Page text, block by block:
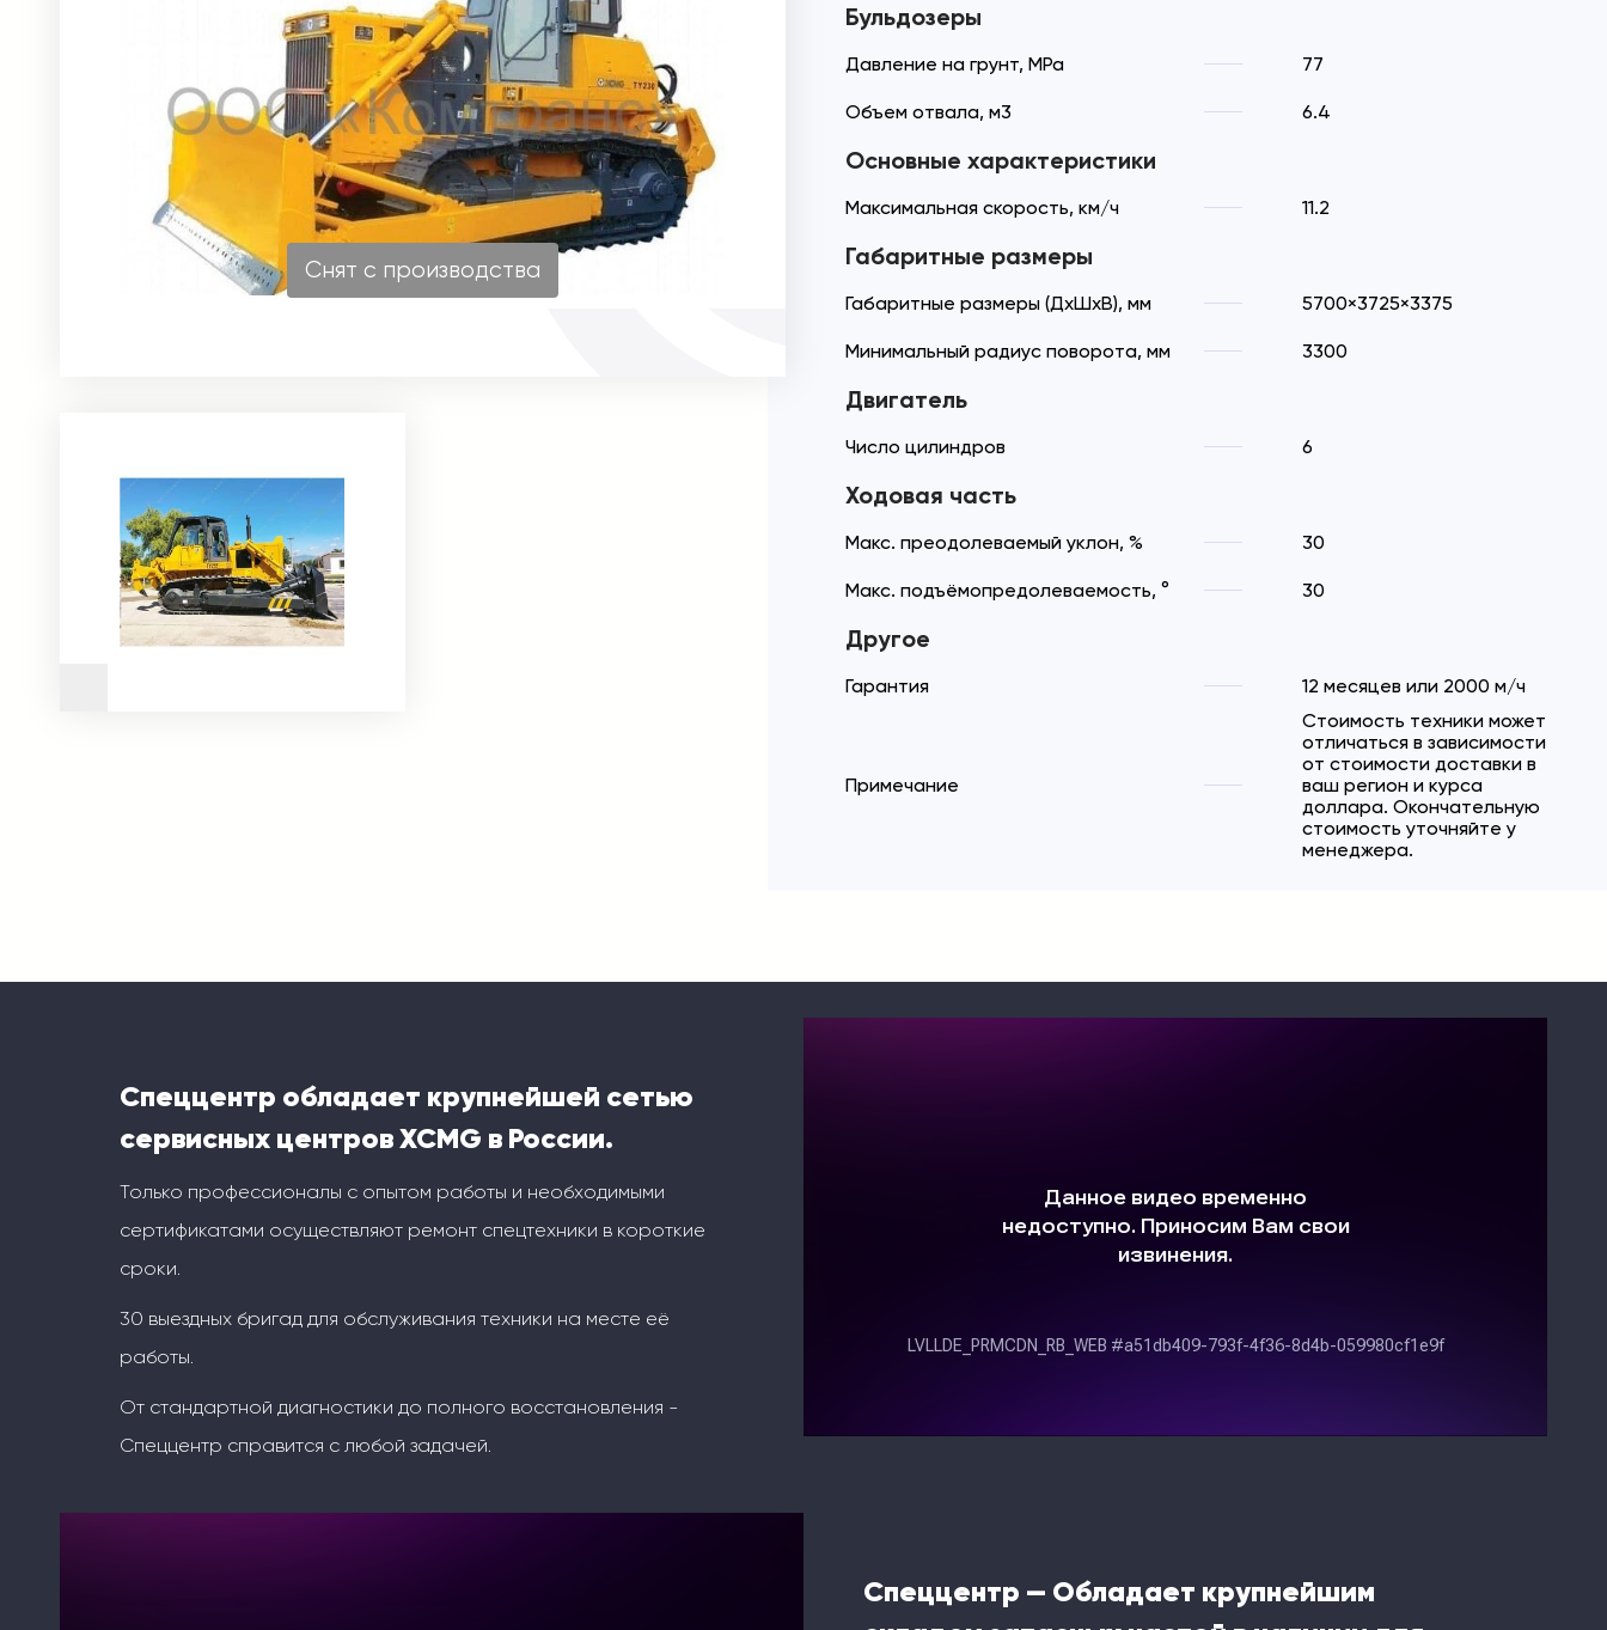
Снят с производства
Бульдозеры
Давление на грунт, MPa 77
Объем отвала, м3 6.4
Основные характеристики
Максимальная скорость, км/ч 11.2
Габаритные размеры
Габаритные размеры (ДхШхВ), мм 5700×3725×3375
Минимальный радиус поворота, мм 3300
Двигатель
Число цилиндров 6
Ходовая часть
Макс. преодолеваемый уклон, % 30
Макс. подъёмопредолеваемость, ° 30
Другое
Гарантия 12 месяцев или 2000 м/ч
Примечание
Стоимость техники может
отличаться в зависимости
от стоимости доставки в
ваш регион и курса
доллара. Окончательную
стоимость уточняйте у
менеджера.
Спеццентр обладает крупнейшей сетью
сервисных центров XCMG в России.
Только профессионалы с опытом работы и необходимыми
сертификатами осуществляют ремонт спецтехники в короткие
сроки.
30 выездных бригад для обслуживания техники на месте её
работы.
От стандартной диагностики до полного восстановления -
Спеццентр справится с любой задачей.
Спеццентр — Обладает крупнейшим